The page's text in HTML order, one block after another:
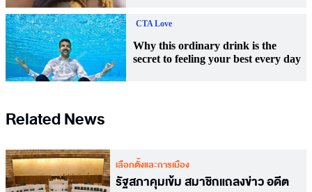
Related News
เลือกตั้งและการเมือง
รัฐสภาคุมเข้ม สมาชิกแถลงข่าว อดีต